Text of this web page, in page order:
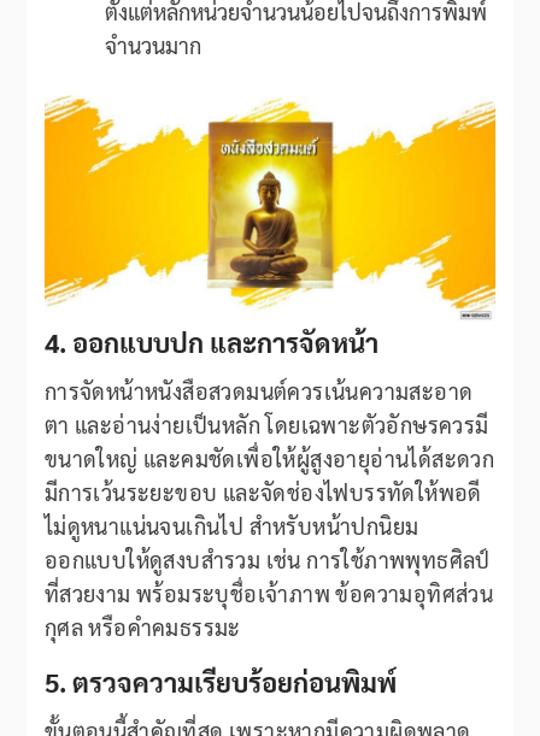
ตั้งแต่หลักหน่วยจำนวนน้อยไปจนถึงการพิมพ์
จำนวนมาก
4. ออกแบบปก และการจัดหน้า
การจัดหน้าหนังสือสวดมนต์ควรเน้นความสะอาด
ตา และอ่านง่ายเป็นหลัก โดยเฉพาะตัวอักษรควรมี
ขนาดใหญ่ และคมชัดเพื่อให้ผู้สูงอายุอ่านได้สะดวก
มีการเว้นระยะขอบ และจัดช่องไฟบรรทัดให้พอดี
ไม่ดูหนาแน่นจนเกินไป สำหรับหน้าปกนิยม
ออกแบบให้ดูสงบสำรวม เช่น การใช้ภาพพุทธศิลป์
ที่สวยงาม พร้อมระบุชื่อเจ้าภาพ ข้อความอุทิศส่วน
กุศล หรือคำคมธรรมะ
5. ตรวจความเรียบร้อยก่อนพิมพ์